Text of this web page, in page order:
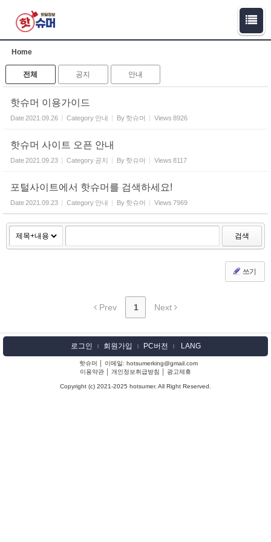
Home
전체 공지 안내
핫슈머 이용가이드
Date2021.09.26 Category 안내 By 핫슈머 Views 8926
핫슈머 사이트 오픈 안내
Date2021.09.23 Category 공지 By 핫슈머 Views 8117
포털사이트에서 핫슈머를 검색하세요!
Date2021.09.23 Category 안내 By 핫슈머 Views 7969
검색
쓰기
Prev 1 Next
로그인 l 회원가입 l PC버전 l LANG
핫슈머 │ 이메일: hotsumerking@gmail.com
이용약관
개인정보취급방침 광고제휴
Copyright (c) 2021-2025 hotsumer. All Right Reserved.